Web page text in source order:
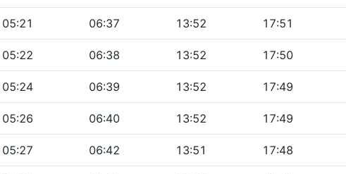
05:21 06:37 13:52 17:51
05:22 06:38 13:52 17:50
05:24 06:39 13:52 17:49
05:26 06:40 13:52 17:49
05:27 06:42 13:51 17:48